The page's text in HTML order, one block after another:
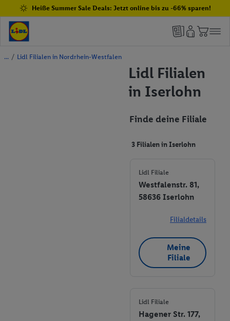
Heiße Summer Sale Deals: Jetzt online bis zu -66% sparen!
/ Lidl Filialen in Nordrhein-Westfalen
Lidl Filialen
in Iserlohn
Finde deine Filiale
3 Filialen in Iserlohn
Lidl Filiale
Westfalenstr. 81,
58636 Iserlohn
Filialdetails
Meine
Filiale
Lidl Filiale
Hagener Str. 177,